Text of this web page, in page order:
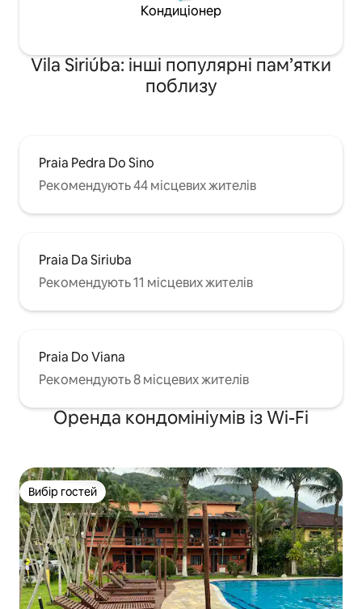
Кондиціонер
Vila Siriúba: інші популярні пам’ятки
поблизу
Praia Pedra Do Sino
Рекомендують 44 місцевих жителів
Praia Da Siriuba
Рекомендують 11 місцевих жителів
Praia Do Viana
Рекомендують 8 місцевих жителів
Оренда кондомініумів із Wi-Fi
Вибір гостей
Вибір гостей